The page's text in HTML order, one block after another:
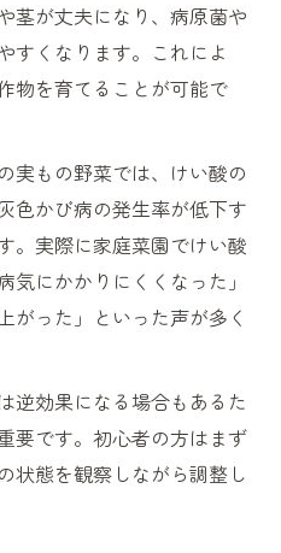
茎が丈夫になり、病原菌や
すくなります。これによ
物を育てることが可能で
実もの野菜では、けい酸の
色かび病の発生率が低下す
。実際に家庭菜園でけい酸
にかかりにくくなった」
がった」といった声が多く
逆効果になる場合もあるた
要です。初心者の方はまず
状態を観察しながら調整し